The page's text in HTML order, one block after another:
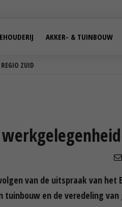
REGIO ZUID
AKKER- & TUINBOUW
van de uitspraak van het
en de veredeling van